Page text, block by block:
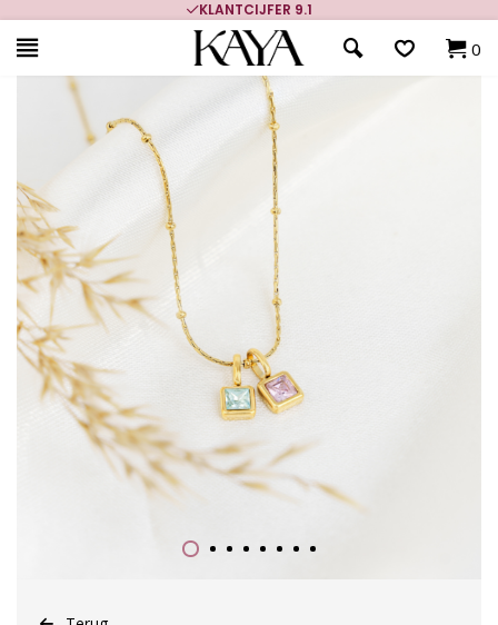
KLANTCIJFER 9.1
0